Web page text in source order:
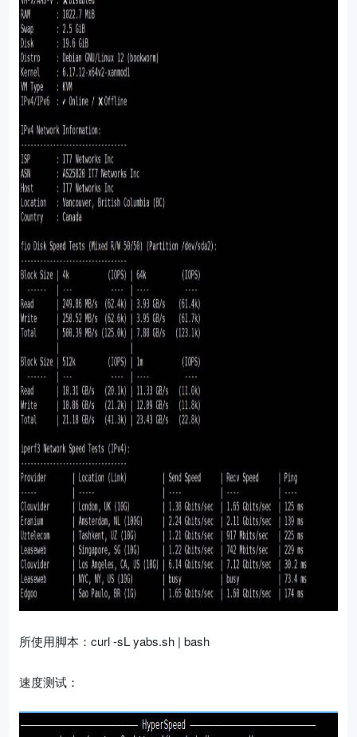
所使用脚本：curl -sL yabs.sh | bash
速度测试：